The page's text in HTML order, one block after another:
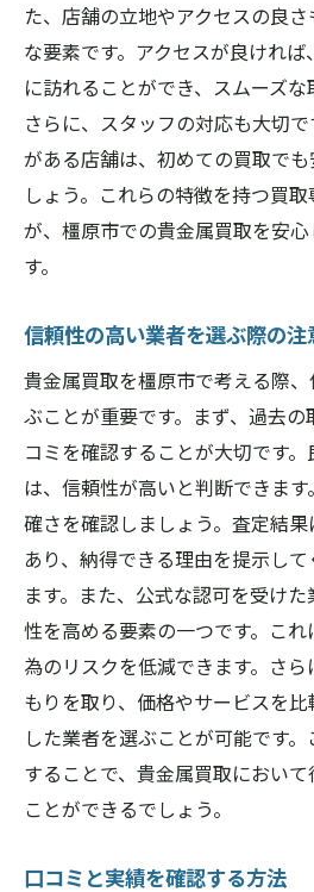
た、店舗の立地やアクセスの良
な要素です。アクセスが良けれ
に訪れることができ、スムーズな
さらに、スタッフの対応も大切
がある店舗は、初めての買取で
しょう。これらの特徴を持つ買
が、橿原市での貴金属買取を安
す。
信頼性の高い業者を選ぶ際の注
貴金属買取を橿原市で考える際
ぶことが重要です。まず、過去
コミを確認することが大切です
は、信頼性が高いと判断できま
確さを確認しましょう。査定結
あり、納得できる理由を提示し
ます。また、公式な認可を受け
性を高める要素の一つです。こ
為のリスクを低減できます。さ
もりを取り、価格やサービスを
した業者を選ぶことが可能です
することで、貴金属買取におい
ことができるでしょう。
口コミと実績を確認する方法